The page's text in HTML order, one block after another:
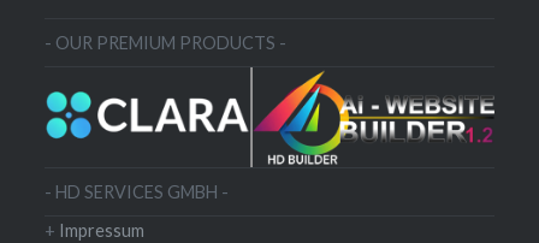
- OUR PREMIUM PRODUCTS -
- HD SERVICES GMBH -
+ Impressum